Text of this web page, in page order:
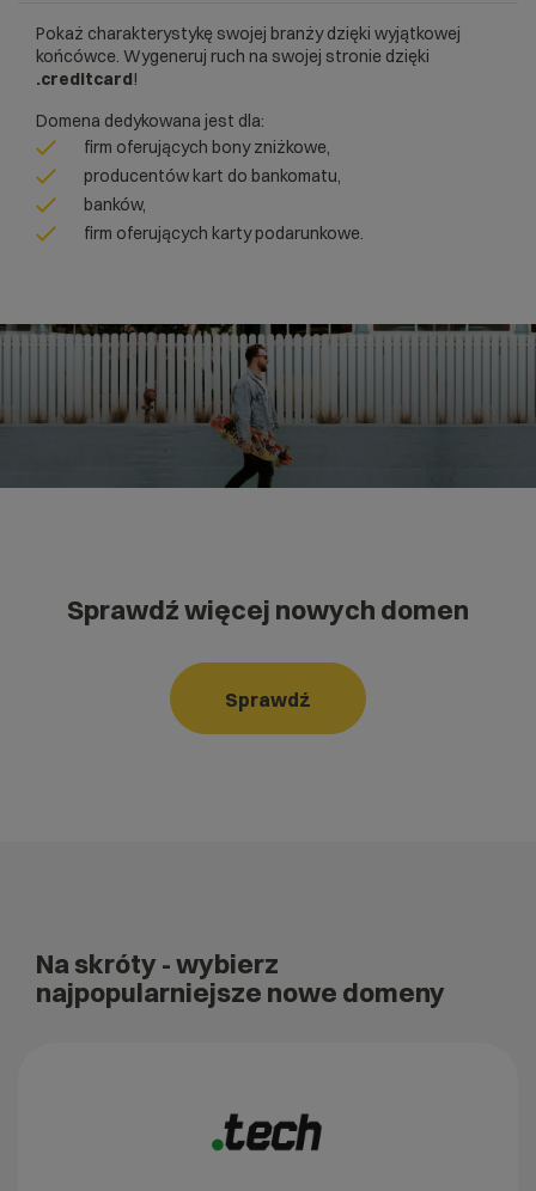
Pokaż charakterystykę swojej branży dzięki wyjątkowej
końcówce. Wygeneruj ruch na swojej stronie dzięki
.creditcard!
Domena dedykowana jest dla:
firm oferujących bony zniżkowe,
producentów kart do bankomatu,
banków,
firm oferujących karty podarunkowe.
Sprawdź więcej nowych domen
Sprawdź
Na skróty - wybierz
najpopularniejsze nowe domeny